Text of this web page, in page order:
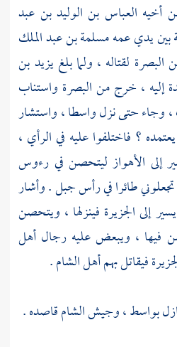
أخيه العباس بن الوليد بن عبد
بين يدي عمهمسلمة بن عبد الملك
البصرة لقتاله ، ولما بلغيزيد بن
إليه ، خرج منالبصرة واستناب
، وجاء حتى نزلواسطا، واستشار
؟ فاختلفوا عليه في الرأي ،
إلى الأهواز ليتحصن في رءوس
تجعلوني طائرا في رأس جبل . وأشار
إلىالجزيرة فينزلها ، ويتحصن
فيها ، ويبعض عليه رجال أهل
فيقاتل بهمأهلالشام.
بواسط، وجيشالشامقاصده .